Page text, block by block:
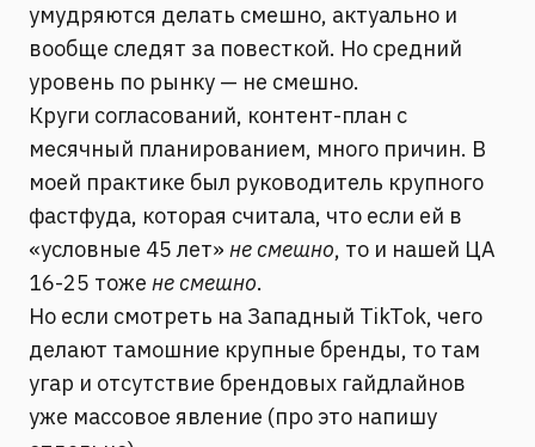
умудряются делать смешно, актуально и
вообще следят за повесткой. Но средний
уровень по рынку — не смешно.
Круги согласований, контент-план с
месячный планированием, много причин. В
моей практике был руководитель крупного
фастфуда, которая считала, что если ей в
«условные 45 лет» не смешно, то и нашей ЦА
16-25 тоже не смешно.
Но если смотреть на Западный TikTok, чего
делают тамошние крупные бренды, то там
угар и отсутствие брендовых гайдлайнов
уже массовое явление (про это напишу